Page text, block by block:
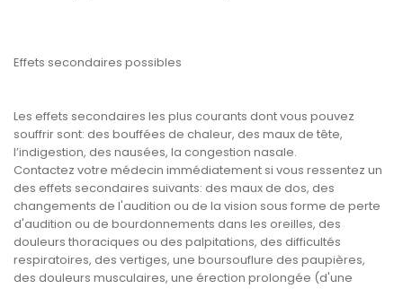
Effets secondaires possibles
Les effets secondaires les plus courants dont vous pouvez
souffrir sont: des bouffées de chaleur, des maux de tête,
l’indigestion, des nausées, la congestion nasale.
Contactez votre médecin immédiatement si vous ressentez un
des effets secondaires suivants: des maux de dos, des
changements de l'audition ou de la vision sous forme de perte
d'audition ou de bourdonnements dans les oreilles, des
douleurs thoraciques ou des palpitations, des difficultés
respiratoires, des vertiges, une boursouflure des paupières,
des douleurs musculaires, une érection prolongée (d'une